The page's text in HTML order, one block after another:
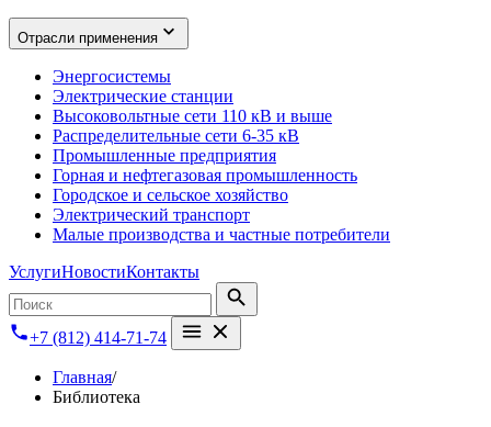
Отрасли применения
Энергосистемы
Электрические станции
Высоковольтные сети 110 кВ и выше
Распределительные сети 6-35 кВ
Промышленные предприятия
Горная и нефтегазовая промышленность
Городское и сельское хозяйство
Электрический транспорт
Малые производства и частные потребители
УслугиНовостиКонтакты
+7 (812) 414-71-74
Главная/
Библиотека